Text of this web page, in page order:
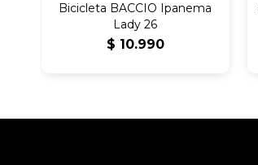
Bicicleta BACCIO Ipanema
Lady 26
$ 10.990